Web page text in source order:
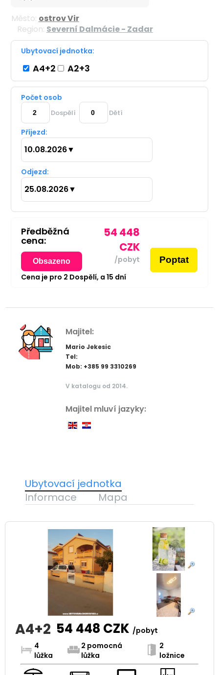
Město: ostrov Vir
Region: Severní Dalmácie - Zadar
Ubytovací jednotka:
A4+2 A2+3
Počet osob
Dospělí Dětí
Příjezd:
10.08.2026▼
Odjezd:
25.08.2026▼
Předběžná
cena:
Obsazeno
54 448
CZK
/pobyt Poptat
Cena je pro 2 Dospělí, a 15 dní
Majitel:
Mario Jekesic
Tel:
Mob: +385 99 3310269
V katalogu od 2014.
Majitel mluví jazyky:
Ubytovací jednotka
Informace
Mapa
A4+2 54 448 CZK /pobyt
4
lůžka
2 pomocná
lůžka
2
ložnice